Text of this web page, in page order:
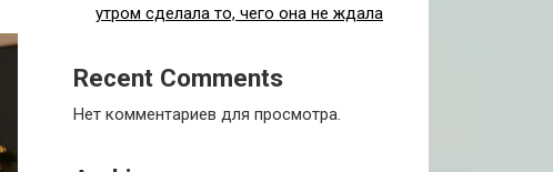
утром сделала то, чего она не ждала
Recent Comments
Нет комментариев для просмотра.